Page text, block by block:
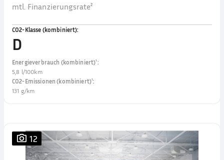
mtl. Finanzierungsrate²
CO2-Klasse (kombiniert):
D
Energieverbrauch (kombiniert)¹:
5,8 l/100km
CO2-Emissionen (kombiniert)¹:
131 g/km
12